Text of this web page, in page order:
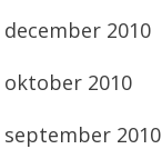
december 2010
oktober 2010
september 2010